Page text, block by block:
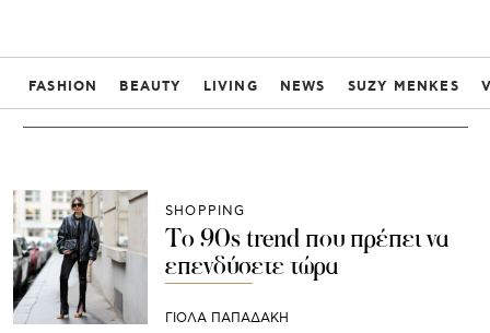
FASHION BEAUTY LIVING NEWS SUZY MENKES
SHOPPING
Το 90s trend που πρέπει να
επενδύσετε τώρα
ΓΙΌΛΑ ΠΑΠΑΔΆΚΗ